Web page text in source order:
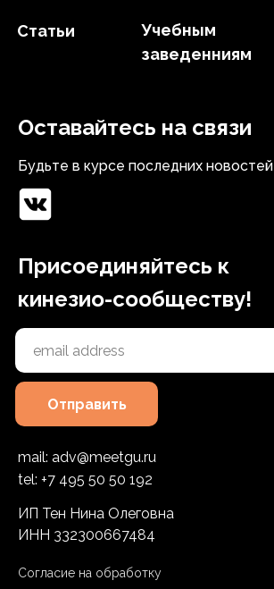
Статьи
Учебным
заведенниям
Оставайтесь на связи
Будьте в курсе последних новостей
Согласие на обработку
Отправить
Присоединяйтесь к
кинезио-сообществу!
mail: adv@meetgu.ru
tel: +7 495 50 50 192
ИП Тен Нина Олеговна
ИНН 332300667484